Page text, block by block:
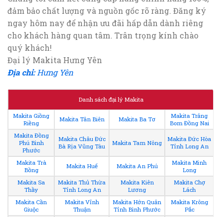
đảm bảo chất lượng và nguồn gốc rõ ràng. Đăng ký
ngay hôm nay để nhận ưu đãi hấp dẫn dành riêng
cho khách hàng quan tâm. Trân trọng kính chào
quý khách!
Đại lý Makita Hưng Yên
Địa chỉ: Hưng Yên
Danh sách đại lý Makita
Makita Giồng
Riềng
Makita Tân Biên Makita Ba Tơ
Makita Trảng
Bom Đồng Nai
Makita Đồng
Phú Bình
Phước
Makita Châu Đức
Bà Rịa Vũng Tàu
Makita Tam Nông
Makita Đức Hòa
Tỉnh Long An
Makita Trà
Bồng
Makita Huế Makita An Phú
Makita Minh
Long
Makita Sa
Thầy
Makita Thủ Thừa
Tỉnh Long An
Makita Kiên
Lương
Makita Chợ
Lách
Makita Cần
Giuộc
Makita Vĩnh
Thuận
Makita Hớn Quản
Tỉnh Bình Phước
Makita Krông
Pắc